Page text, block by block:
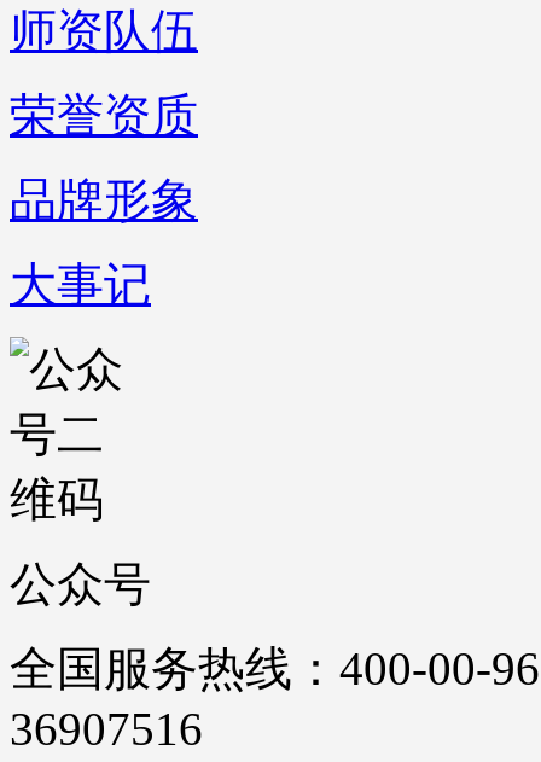
师资队伍
荣誉资质
品牌形象
大事记
公众号
全国服务热线：400-00-
36907516